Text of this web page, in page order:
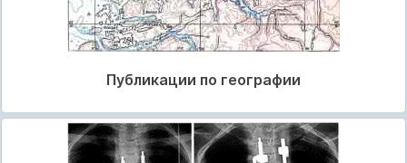
Публикации по географии